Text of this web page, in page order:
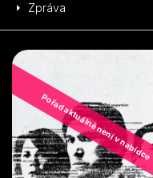
Zpráva
Pořad aktuálně není v nabídce